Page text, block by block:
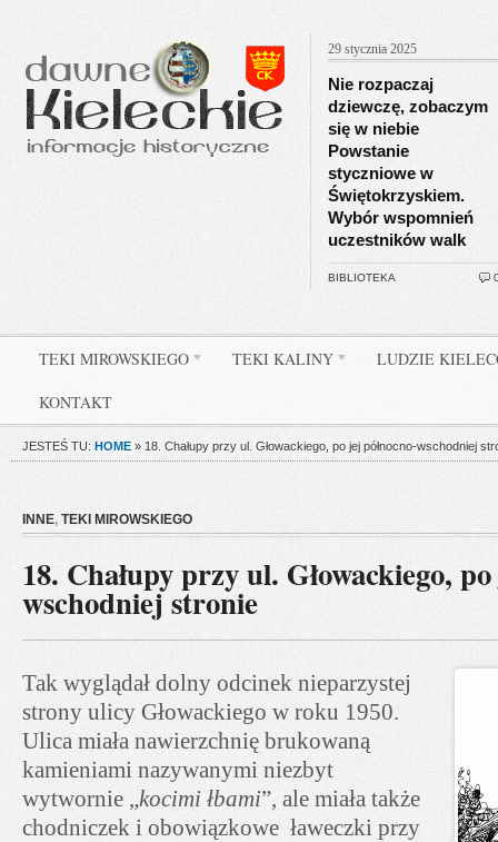
29 stycznia 2025
Nie rozpaczaj
dziewczę, zobaczym
się w niebie
Powstanie
styczniowe w
Świętokrzyskiem.
Wybór wspomnień
uczestników walk
BIBLIOTEKA
TEKI MIROWSKIEGO TEKI KALINY LUDZIE
KONTAKT
JESTEŚ TU: HOME » 18. Chałupy przy ul. Głowackiego, po jej północno-wschodniej
INNE, TEKI MIROWSKIEGO
18. Chałupy przy ul. Głowackiego,
wschodniej stronie
Tak wyglądał dolny odcinek nieparzystej
strony ulicy Głowackiego w roku 1950.
Ulica miała nawierzchnię brukowaną
kamieniami nazywanymi niezbyt
wytwornie „kocimi łbami”, ale miała także
chodniczek i obowiązkowe ławeczki przy